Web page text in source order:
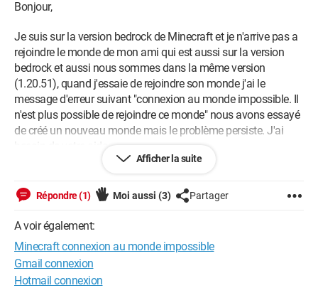
Bonjour,
Je suis sur la version bedrock de Minecraft et je n'arrive pas a
rejoindre le monde de mon ami qui est aussi sur la version
bedrock et aussi nous sommes dans la même version
(1.20.51), quand j'essaie de rejoindre son monde j'ai le
message d'erreur suivant "connexion au monde impossible. Il
n'est plus possible de rejoindre ce monde" nous avons essayé
de créé un nouveau monde mais le problème persiste. J'ai
Android / Chrome 120.0.0.0
Afficher la suite
Répondre (1) Moi aussi (3) Partager
A voir également:
Minecraft connexion au monde impossible
Gmail connexion
Hotmail connexion